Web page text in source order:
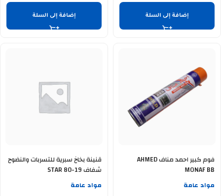
إضافة إلى السلة إضافة إلى السلة
فوم كبير احمد مناف AHMED
MONAF BB
مواد عامة
قنينة بخاخ سبرية للتسربات والنضوح
شفاف STAR 80-19
مواد عامة